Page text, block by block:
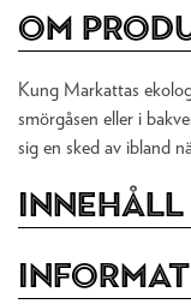
Om
Kung Markattas
smörgåsen eller i
sig en sked av ibland
Innehåll